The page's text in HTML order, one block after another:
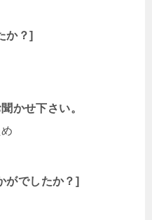
か？]
かせ下さい。
がでしたか？]